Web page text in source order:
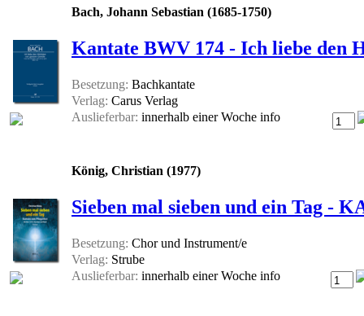
Bach, Johann Sebastian (1685-1750)
Kantate BWV 174 - Ich liebe den
Besetzung: Bachkantate
Verlag: Carus Verlag
Auslieferbar: innerhalb einer Woche info
König, Christian (1977)
Sieben mal sieben und ein Tag -
Besetzung: Chor und Instrument/e
Verlag: Strube
Auslieferbar: innerhalb einer Woche info